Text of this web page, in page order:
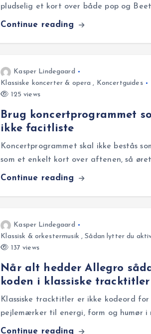
pludselig et kort over både pop og
Continue reading
Kasper Lindegaard
Klassiske koncerter & opera , Koncertguides
125 views
Brug koncertprogrammet
ikke facitliste
Koncertprogrammet skal ikke bestås
som et enkelt kort over aftenen, så
Continue reading
Kasper Lindegaard
Klassisk & orkestermusik ,Sådan lytter du
137 views
Når alt hedder Allegro
koden i klassiske tracktitler
Klassiske tracktitler er ikke kodeord for
pejlemærker til energi, form og humør i
Continue reading